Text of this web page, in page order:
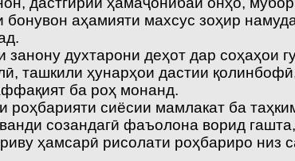
аҳамияти махсус зоҳир
занону духтарони деҳот дар соҳаҳои
ташкили ҳунарҳои дастии
ба роҳ монанд.
роҳбарияти сиёсии мамлакат ба
созандагӣ фаъолона ворид
ҳамсарӣ рисолати роҳбариро низ